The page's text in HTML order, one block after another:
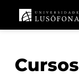
Cursos